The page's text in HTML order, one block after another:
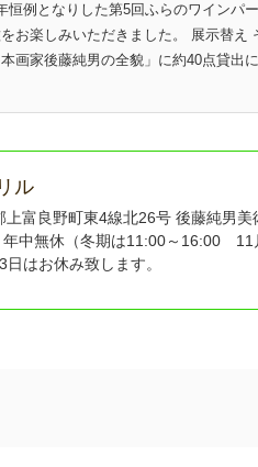
恒例となりした第5回ふらのワインパ
お楽しみいただきました。 展示替え
画家後藤純男の全貌」に約40点貸出
ル
富良野町東4線北26号 後藤純男
無休（冬期は11:00～16:00 11
はお休み致します。